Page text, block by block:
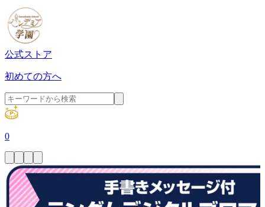
公式ストア
初めての方へ
0